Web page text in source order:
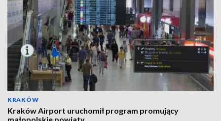
KRAKÓW
Kraków Airport uruchomił program promujący